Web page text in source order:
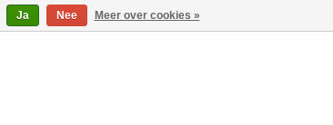
Ja Nee Meer over cookies »